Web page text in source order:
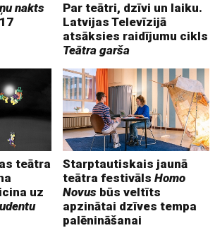
nakts
Par teātri, dzīvi un laiku.
Latvijas Televīzijā
atsāksies raidījumu cikls
Teātra garša
teātra
uz
Starptautiskais jaunā
teātra festivālsHomo
Novus būs veltīts
apzinātai dzīves tempa
palēnināšanai